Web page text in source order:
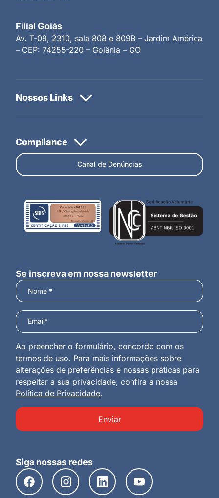
Filial Goiás
Av. T-09, 2310, sala 808 e 809B – Jardim América
– CEP: 74255-220 – Goiânia – GO
Canal de Denúncias
Se inscreva em nossa newsletter
Ao preencher o formulário, concordo com os
termos de uso. Para mais informações sobre
alterações de preferências e nossas práticas para
respeitar a sua privacidade, confira a nossa
Política de Privacidade.
Enviar
Siga nossas redes